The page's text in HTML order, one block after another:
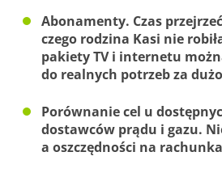
Abonamenty. Czas
czego rodzina Kasi nie
pakiety TV i internetu
do realnych potrzeb za
Porównanie cel u
dostawców prądu i gazu.
a oszczędności na